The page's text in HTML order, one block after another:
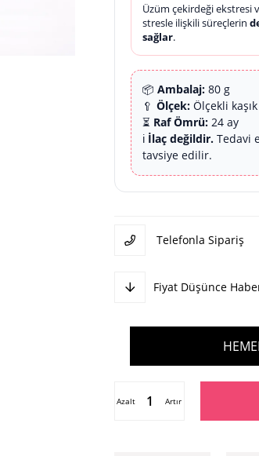
Üzüm çekirdeği ekstresi
stresle ilişkili süreçlerin
sağlar.
📦 Ambalaj: 80 g
🥄 Ölçek: Ölçekli
⏳ Raf Ömrü: 24 ay
ℹ️ İlaç değildir. Tedavi
tavsiye edilir.
Telefonla Sipariş
Fiyat Düşünce
Artır
Azalt